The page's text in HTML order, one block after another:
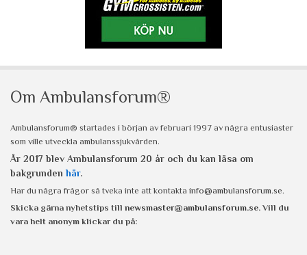
Om Ambulansforum®
Ambulansforum® startades i början av februari 1997 av några entusiaster
som ville utveckla ambulanssjukvården.
År 2017 blev Ambulansforum 20 år och du kan läsa om
bakgrunden här.
Har du några frågor så tveka inte att kontakta info@ambulansforum.se.
Skicka gärna nyhetstips till newsmaster@ambulansforum.se. Vill du
vara helt anonym klickar du på: